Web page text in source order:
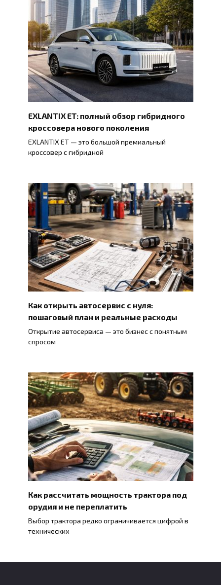
EXLANTIX ET: полный обзор гибридного
кроссовера нового поколения
EXLANTIX ET — это большой премиальный
кроссовер с гибридной
Как открыть автосервис с нуля:
пошаговый план и реальные расходы
Открытие автосервиса — это бизнес с понятным
спросом
Как рассчитать мощность трактора под
орудия и не переплатить
Выбор трактора редко ограничивается цифрой в
технических